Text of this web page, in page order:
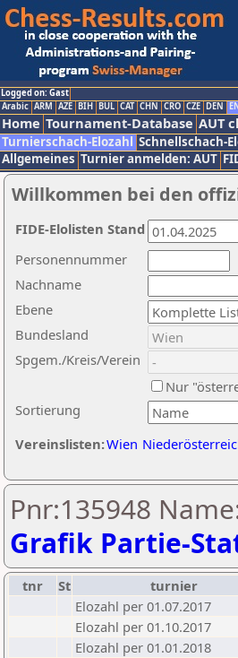
Logged on: Gast
Arabic ARM AZE BIH BUL CAT CHN CRO CZE DEN
Home Tournament-Database AUT
Turnierschach-Elozahl Schnellschach-
Allgemeines Turnier anmelden: AUT
Willkommen bei den
Nachname
Ebene
Sortierung
Personennummer
Bundesland
Spgem./Kreis/Verein
Nur
Vereinslisten:Wien
FIDE-Elolisten Stand
Pnr:135948
Grafik Partie-
tnr St turnier
Elozahl per 01.07.2017
Elozahl per 01.10.2017
Elozahl per 01.01.2018